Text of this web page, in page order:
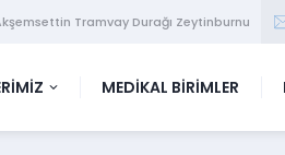
Tramvay Durağı Zeytinburnu
MEDİKAL BİRİMLER